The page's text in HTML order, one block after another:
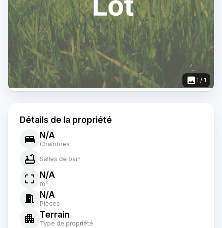
1 / 1
Détails de la propriété
N/A
Chambres
Salles de bain
N/A
m²
N/A
Pièces
Terrain
Type de propriété